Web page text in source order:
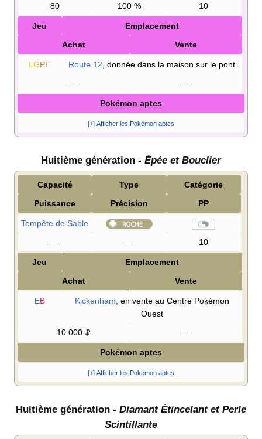
80
100 % 10
Jeu
Emplacement
Achat
Vente
LGPE Route 12, donnée dans la maison sur le pont
—
—
Pokémon aptes
[+] Afficher les Pokémon aptes
Huitième génération - Épée et Bouclier
Capacité Type
Catégorie
Puissance
Précision PP
Tempête de Sable
—
— 10
Jeu
Emplacement
Achat
Vente
EB Kickenham , en vente au Centre Pokémon
Ouest
10 000
—
Pokémon aptes
[+] Afficher les Pokémon aptes
Huitième génération - Diamant Étincelant et Perle
Scintillante